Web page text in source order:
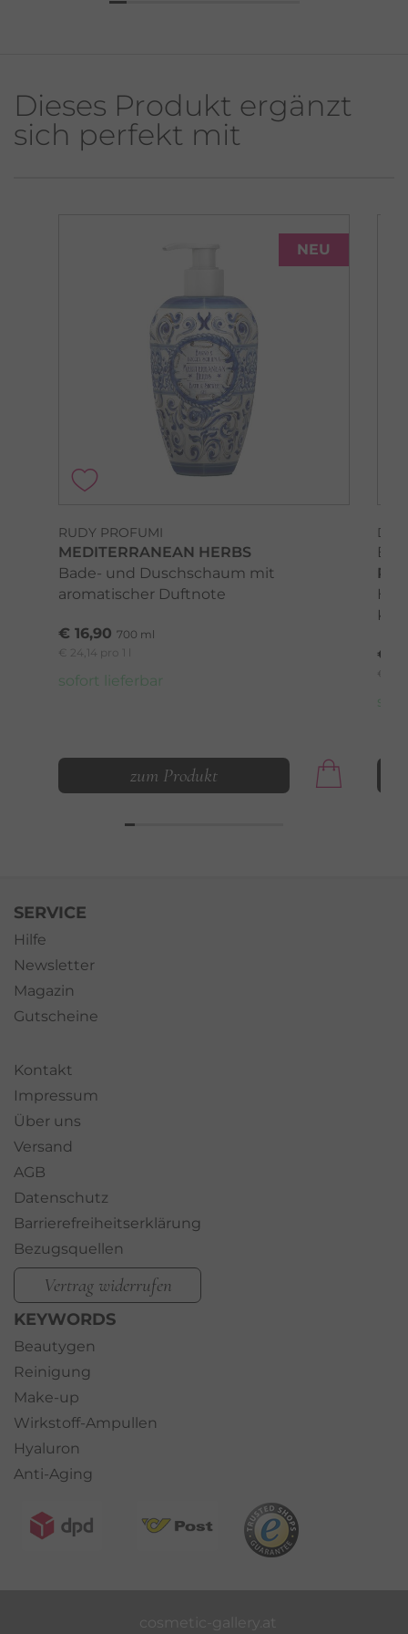
Dieses Produkt ergänzt
sich perfekt mit
NEU
RUDY PROFUMI
MEDITERRANEAN HERBS
Bade- und Duschschaum mit
aromatischer Duftnote
€ 16,90 700 ml
€ 24,14 pro 1 l
sofort lieferbar
zum Produkt
DR.
€
€
SERVICE
Hilfe
Newsletter
Magazin
Gutscheine
Kontakt
Impressum
Über uns
Versand
AGB
Datenschutz
Barrierefreiheitserklärung
Bezugsquellen
Vertrag widerrufen
KEYWORDS
Beautygen
Reinigung
Make-up
Wirkstoff-Ampullen
Hyaluron
Anti-Aging
cosmetic-gallery.at